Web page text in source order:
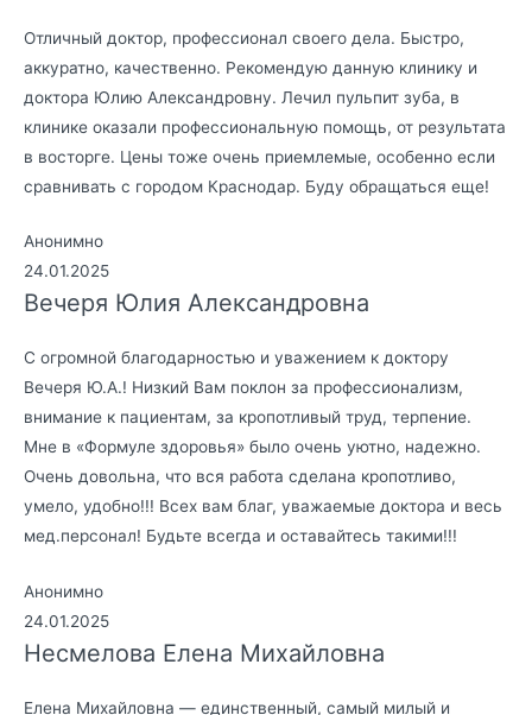
Отличный доктор, профессионал своего дела. Быстро,
аккуратно, качественно. Рекомендую данную клинику и
доктора Юлию Александровну. Лечил пульпит зуба, в
клинике оказали профессиональную помощь, от результата
в восторге. Цены тоже очень приемлемые, особенно если
сравнивать с городом Краснодар. Буду обращаться еще!
Анонимно
24.01.2025
Вечеря Юлия Александровна
С огромной благодарностью и уважением к доктору
Вечеря Ю.А.! Низкий Вам поклон за профессионализм,
внимание к пациентам, за кропотливый труд, терпение.
Мне в «Формуле здоровья» было очень уютно, надежно.
Очень довольна, что вся работа сделана кропотливо,
умело, удобно!!! Всех вам благ, уважаемые доктора и весь
мед.персонал! Будьте всегда и оставайтесь такими!!!
Анонимно
24.01.2025
Несмелова Елена Михайловна
Елена Михайловна — единственный, самый милый и